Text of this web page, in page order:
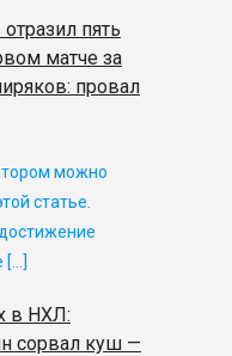
пять
матче за
провал
можно
статье.
[…]
в НХЛ:
сорвал куш —